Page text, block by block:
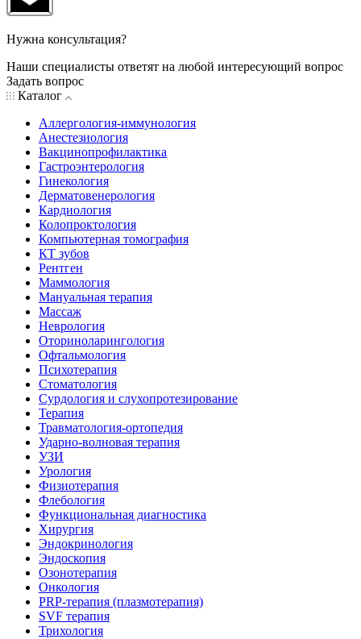
Нужна консультация?
Наши специалисты ответят на любой интересующий вопрос
Задать вопрос
Каталог
Аллергология-иммунология
Анестезиология
Вакцинопрофилактика
Гастроэнтерология
Гинекология
Дерматовенерология
Кардиология
Колопроктология
Компьютерная томография
КТ зубов
Рентген
Маммология
Мануальная терапия
Массаж
Неврология
Оториноларингология
Офтальмология
Психотерапия
Стоматология
Сурдология и слухопротезирование
Терапия
Травматология-ортопедия
Ударно-волновая терапия
УЗИ
Урология
Физиотерапия
Флебология
Функциональная диагностика
Хирургия
Эндокринология
Эндоскопия
Озонотерапия
Онкология
PRP-терапия (плазмотерапия)
SVF терапия
Трихология